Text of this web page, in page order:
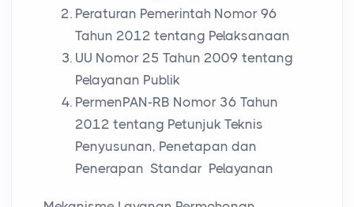
Peraturan Pemerintah Nomor 96
Tahun 2012 tentang Pelaksanaan
UU Nomor 25 Tahun 2009 tentang
Pelayanan Publik
PermenPAN-RB Nomor 36 Tahun
2012 tentang Petunjuk Teknis
Penyusunan, Penetapan dan
Penerapan Standar Pelayanan